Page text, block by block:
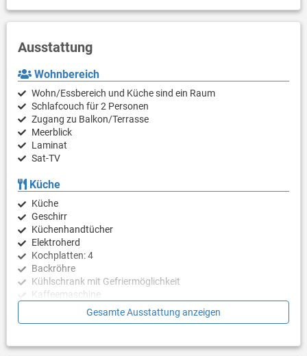
Ausstattung
Wohnbereich
Wohn/Essbereich und Küche sind ein Raum
Schlafcouch für 2 Personen
Zugang zu Balkon/Terrasse
Meerblick
Laminat
Sat-TV
Küche
Küche
Geschirr
Küchenhandtücher
Elektroherd
Kochplatten: 4
Backröhre
Kühlschrank mit Gefriermöglichkeit
Kaffeemaschine
Wasserkocher
Schlafzimmer
Gesamte Ausstattung anzeigen